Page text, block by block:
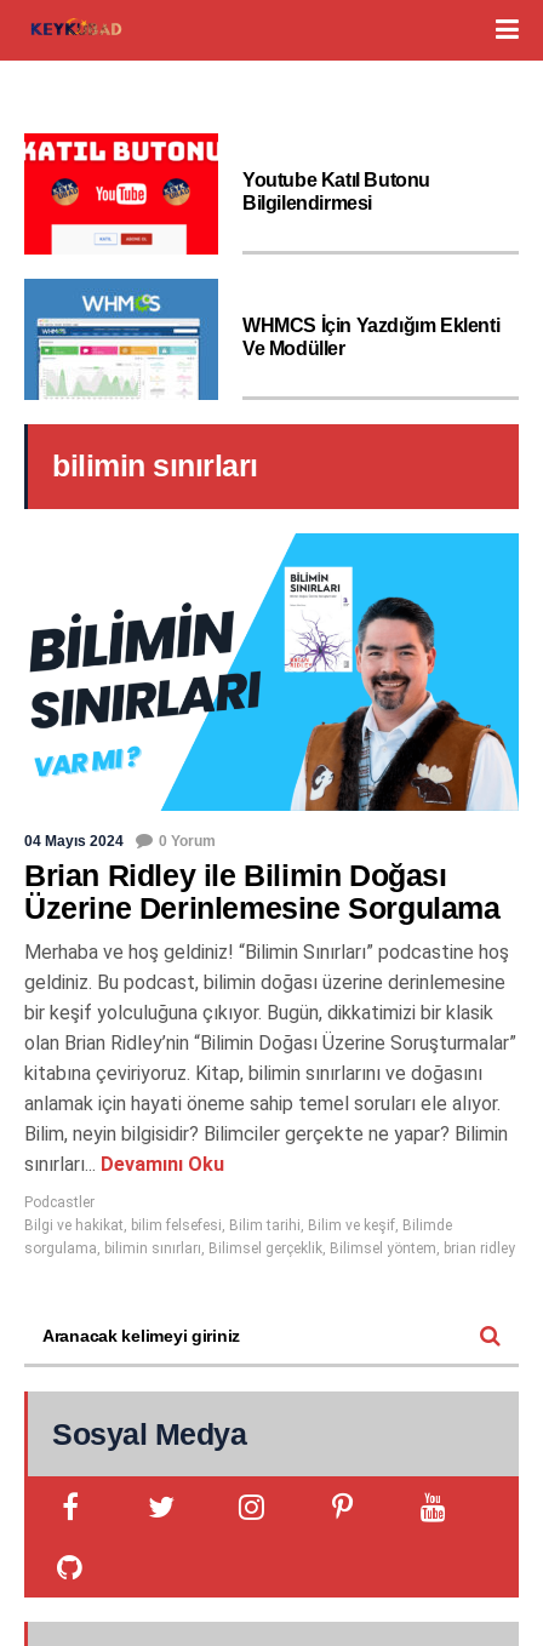
Youtube Katıl Butonu
Bilgilendirmesi
WHMCS İçin Yazdığım Eklenti
Ve Modüller
bilimin sınırları
04 Mayıs 2024 0 Yorum
Brian Ridley ile Bilimin Doğası
Üzerine Derinlemesine Sorgulama
Merhaba ve hoş geldiniz! “Bilimin Sınırları” podcastine hoş
geldiniz. Bu podcast, bilimin doğası üzerine derinlemesine
bir keşif yolculuğuna çıkıyor. Bugün, dikkatimizi bir klasik
olan Brian Ridley’nin “Bilimin Doğası Üzerine Soruşturmalar”
kitabına çeviriyoruz. Kitap, bilimin sınırlarını ve doğasını
anlamak için hayati öneme sahip temel soruları ele alıyor.
Bilim, neyin bilgisidir? Bilimciler gerçekte ne yapar? Bilimin
sınırları... Devamını Oku
Podcastler
Bilgi ve hakikat, bilim felsefesi, Bilim tarihi, Bilim ve keşif, Bilimde
sorgulama, bilimin sınırları, Bilimsel gerçeklik, Bilimsel yöntem, brian ridley
Sosyal Medya